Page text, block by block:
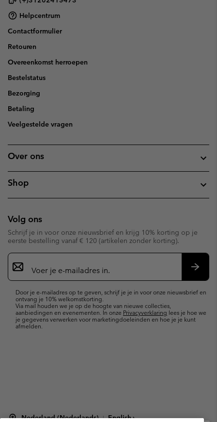
Helpcentrum
Contactformulier
Retouren
Overeenkomst herroepen
Bestelstatus
Bezorging
Betaling
Veelgestelde vragen
Over ons
Shop
Volg ons
Schrijf je in voor onze nieuwsbrief en krijg 10% korting op je
eerste bestelling vanaf € 120 (artikelen zonder korting).
Aanmelden
voor
e-
Door je e-mailadres op te geven, schrijf je je in voor onze nieuwsbrief en
ontvang je 10% welkomstkorting.
Via mail houden we je op de hoogte van nieuwe collecties,
aanbiedingen en evenementen. In onze Privacyverklaring lees je hoe we
je gegevens verwerken voor marketingdoeleinden en hoe je je kunt
afmelden.
Nederland (Nederlands) | English ›